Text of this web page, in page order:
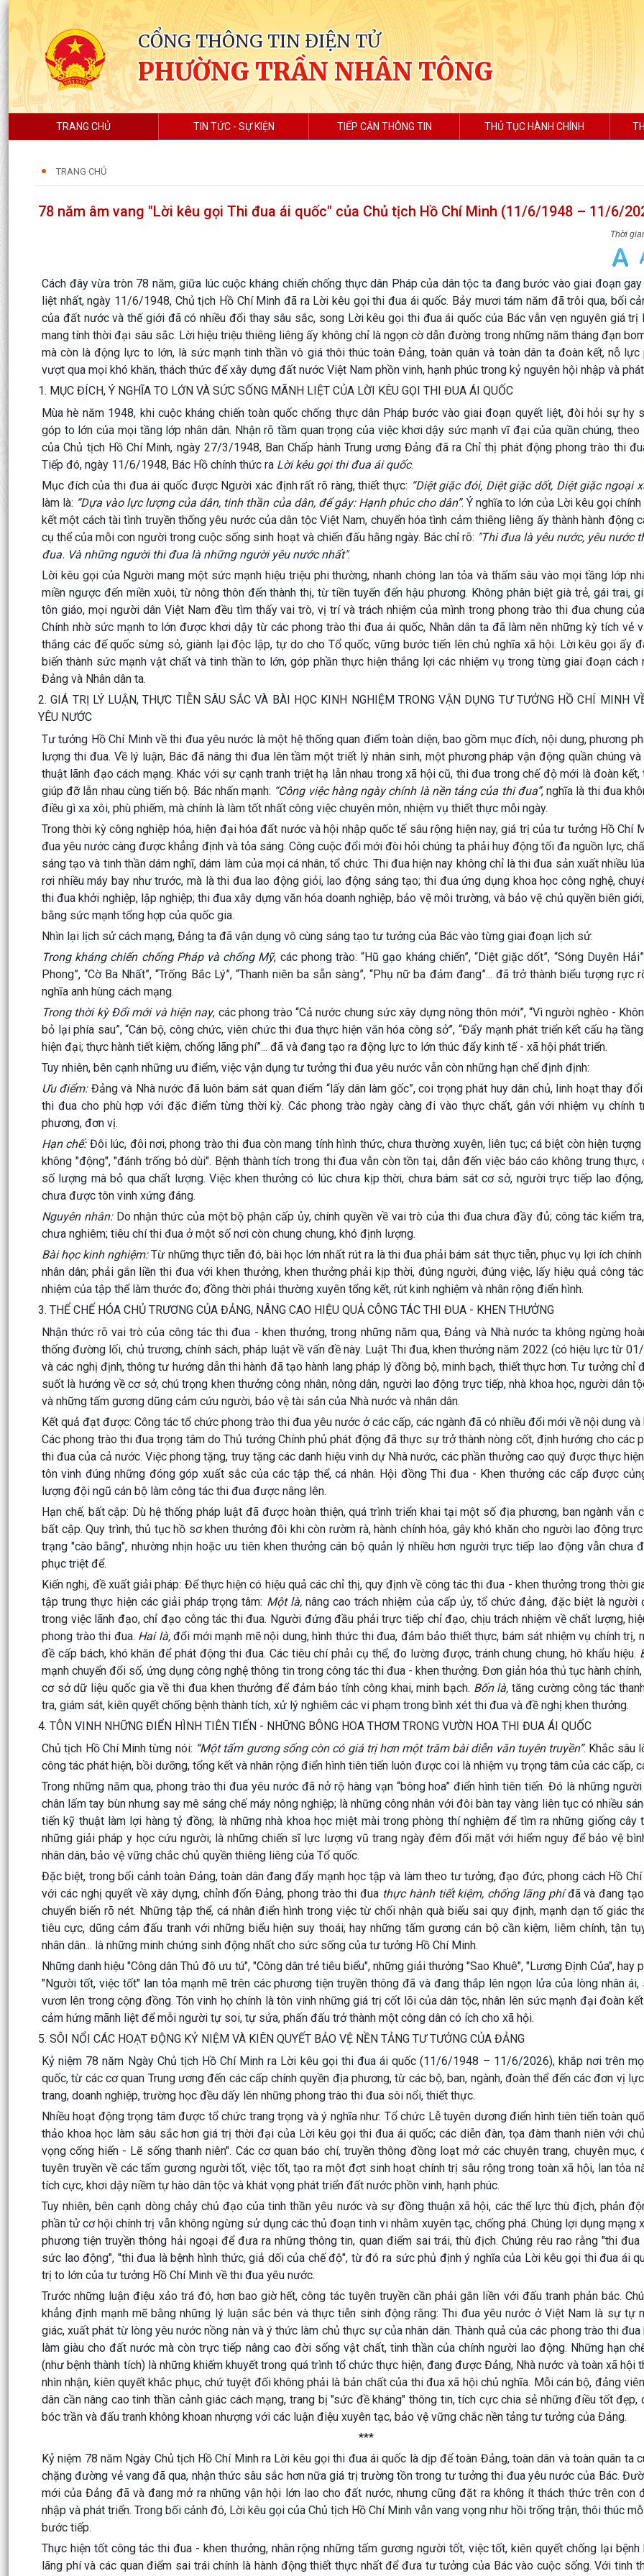
CỔNG THÔNG TIN ĐIỆN TỬ
PHƯỜNG TRẦN NHÂN TÔNG
TRANG CHỦ TIN TỨC - SỰ KIỆN TIẾP CẬN THÔNG TIN THỦ TỤC HÀNH CHÍNH
TRANG CHỦ
78 năm âm vang "Lời kêu gọi Thi đua ái quốc" của Chủ tịch Hồ Chí Minh (11/6/1948 – 11/6/
Cách đây vừa tròn 78 năm, giữa lúc cuộc kháng chiến chống thực dân Pháp của dân tộc ta đang bước vào giai đoạn
liệt nhất, ngày 11/6/1948, Chủ tịch Hồ Chí Minh đã ra Lời kêu gọi thi đua ái quốc. Bảy mươi tám năm đã trôi qua, bối
của đất nước và thế giới đã có nhiều đổi thay sâu sắc, song Lời kêu gọi thi đua ái quốc của Bác vẫn vẹn nguyên giá trị
mang tính thời đại sâu sắc. Lời hiệu triệu thiêng liêng ấy không chỉ là ngọn cờ dẫn đường trong những năm tháng đạn
mà còn là động lực to lớn, là sức mạnh tinh thần vô giá thôi thúc toàn Đảng, toàn quân và toàn dân ta đoàn kết, nỗ lực
vượt qua mọi khó khăn, thách thức để xây dựng đất nước Việt Nam phồn vinh, hạnh phúc trong kỷ nguyên hội nhập và
1. MỤC ĐÍCH, Ý NGHĨA TO LỚN VÀ SỨC SỐNG MÃNH LIỆT CỦA LỜI KÊU GỌI THI ĐUA ÁI QUỐC
Mùa hè năm 1948, khi cuộc kháng chiến toàn quốc chống thực dân Pháp bước vào giai đoạn quyết liệt, đòi hỏi sự hy
góp to lớn của mọi tầng lớp nhân dân. Nhận rõ tầm quan trọng của việc khơi dậy sức mạnh vĩ đại của quần chúng, theo
của Chủ tịch Hồ Chí Minh, ngày 27/3/1948, Ban Chấp hành Trung ương Đảng đã ra Chỉ thị phát động phong trào thi
Tiếp đó, ngày 11/6/1948, Bác Hồ chính thức ra Lời kêu gọi thi đua ái quốc.
Mục đích của thi đua ái quốc được Người xác định rất rõ ràng, thiết thực: “Diệt giặc đói, Diệt giặc dốt, Diệt giặc ngoại
làm là: “Dựa vào lực lượng của dân, tinh thần của dân, để gây: Hạnh phúc cho dân”. Ý nghĩa to lớn của Lời kêu gọi
kết một cách tài tình truyền thống yêu nước của dân tộc Việt Nam, chuyển hóa tình cảm thiêng liêng ấy thành hành động
cụ thể của mỗi con người trong cuộc sống sinh hoạt và chiến đấu hằng ngày. Bác chỉ rõ: "Thi đua là yêu nước, yêu nước
đua. Và những người thi đua là những người yêu nước nhất".
Lời kêu gọi của Người mang một sức mạnh hiệu triệu phi thường, nhanh chóng lan tỏa và thấm sâu vào mọi tầng lớp
miền ngược đến miền xuôi, từ nông thôn đến thành thị, từ tiền tuyến đến hậu phương. Không phân biệt già trẻ, gái trai,
tôn giáo, mọi người dân Việt Nam đều tìm thấy vai trò, vị trí và trách nhiệm của mình trong phong trào thi đua chung
Chính nhờ sức mạnh to lớn được khơi dậy từ các phong trào thi đua ái quốc, Nhân dân ta đã làm nên những kỳ tích vẻ
thắng các đế quốc sừng sỏ, giành lại độc lập, tự do cho Tổ quốc, vững bước tiến lên chủ nghĩa xã hội. Lời kêu gọi ấy
biến thành sức mạnh vật chất và tinh thần to lớn, góp phần thực hiện thắng lợi các nhiệm vụ trong từng giai đoạn cách
Đảng và Nhân dân ta.
2. GIÁ TRỊ LÝ LUẬN, THỰC TIỄN SÂU SẮC VÀ BÀI HỌC KINH NGHIỆM TRONG VẬN DỤNG TƯ TƯỞNG HỒ CHÍ MINH
YÊU NƯỚC
Tư tưởng Hồ Chí Minh về thi đua yêu nước là một hệ thống quan điểm toàn diện, bao gồm mục đích, nội dung, phương
lượng thi đua. Về lý luận, Bác đã nâng thi đua lên tầm một triết lý nhân sinh, một phương pháp vận động quần chúng và
thuật lãnh đạo cách mạng. Khác với sự cạnh tranh triệt hạ lẫn nhau trong xã hội cũ, thi đua trong chế độ mới là đoàn kết,
giúp đỡ lẫn nhau cùng tiến bộ. Bác nhấn mạnh: “Công việc hàng ngày chính là nền tảng của thi đua”, nghĩa là thi đua
điều gì xa xôi, phù phiếm, mà chính là làm tốt nhất công việc chuyên môn, nhiệm vụ thiết thực mỗi ngày.
Trong thời kỳ công nghiệp hóa, hiện đại hóa đất nước và hội nhập quốc tế sâu rộng hiện nay, giá trị của tư tưởng Hồ Chí
đua yêu nước càng được khẳng định và tỏa sáng. Công cuộc đổi mới đòi hỏi chúng ta phải huy động tối đa nguồn lực,
sáng tạo và tinh thần dám nghĩ, dám làm của mọi cá nhân, tổ chức. Thi đua hiện nay không chỉ là thi đua sản xuất nhiều
rơi nhiều máy bay như trước, mà là thi đua lao động giỏi, lao động sáng tạo; thi đua ứng dụng khoa học công nghệ,
thi đua khởi nghiệp, lập nghiệp; thi đua xây dựng văn hóa doanh nghiệp, bảo vệ môi trường, và bảo vệ chủ quyền biên
bằng sức mạnh tổng hợp của quốc gia.
Nhìn lại lịch sử cách mạng, Đảng ta đã vận dụng vô cùng sáng tạo tư tưởng của Bác vào từng giai đoạn lịch sử:
Trong kháng chiến chống Pháp và chống Mỹ, các phong trào: “Hũ gạo kháng chiến”, “Diệt giặc dốt”, “Sóng Duyên
Phong”, “Cờ Ba Nhất”, “Trống Bắc Lý”, “Thanh niên ba sẵn sàng”, “Phụ nữ ba đảm đang”... đã trở thành biểu tượng rực
nghĩa anh hùng cách mạng.
Trong thời kỳ Đổi mới và hiện nay, các phong trào “Cả nước chung sức xây dựng nông thôn mới”, “Vì người nghèo -
bỏ lại phía sau”, “Cán bộ, công chức, viên chức thi đua thực hiện văn hóa công sở”, “Đẩy mạnh phát triển kết cấu hạ
hiện đại; thực hành tiết kiệm, chống lãng phí”... đã và đang tạo ra động lực to lớn thúc đẩy kinh tế - xã hội phát triển.
Tuy nhiên, bên cạnh những ưu điểm, việc vận dụng tư tưởng thi đua yêu nước vẫn còn những hạn chế định định:
Ưu điểm:Đảng và Nhà nước đã luôn bám sát quan điểm “lấy dân làm gốc”, coi trọng phát huy dân chủ, linh hoạt thay
thi đua cho phù hợp với đặc điểm từng thời kỳ. Các phong trào ngày càng đi vào thực chất, gắn với nhiệm vụ chính
phương, đơn vị.
Hạn chế:Đôi lúc, đôi nơi, phong trào thi đua còn mang tính hình thức, chưa thường xuyên, liên tục; cá biệt còn hiện tượng
không "động", "đánh trống bỏ dùi". Bệnh thành tích trong thi đua vẫn còn tồn tại, dẫn đến việc báo cáo không trung thực,
số lượng mà bỏ qua chất lượng. Việc khen thưởng có lúc chưa kịp thời, chưa bám sát cơ sở, người trực tiếp lao
chưa được tôn vinh xứng đáng.
Nguyên nhân:Do nhận thức của một bộ phận cấp ủy, chính quyền về vai trò của thi đua chưa đầy đủ; công tác kiểm
chưa nghiêm; tiêu chí thi đua ở một số nơi còn chung chung, khó định lượng.
Bài học kinh nghiệm:Từ những thực tiễn đó, bài học lớn nhất rút ra là thi đua phải bám sát thực tiễn, phục vụ lợi ích
nhân dân; phải gắn liền thi đua với khen thưởng, khen thưởng phải kịp thời, đúng người, đúng việc, lấy hiệu quả công
nhiệm của tập thể làm thước đo; đồng thời phải thường xuyên tổng kết, rút kinh nghiệm và nhân rộng điển hình.
3. THỂ CHẾ HÓA CHỦ TRƯƠNG CỦA ĐẢNG, NÂNG CAO HIỆU QUẢ CÔNG TÁC THI ĐUA - KHEN THƯỞNG
Nhận thức rõ vai trò của công tác thi đua - khen thưởng, trong những năm qua, Đảng và Nhà nước ta không ngừng
thống đường lối, chủ trương, chính sách, pháp luật về vấn đề này. Luật Thi đua, khen thưởng năm 2022 (có hiệu lực từ
và các nghị định, thông tư hướng dẫn thi hành đã tạo hành lang pháp lý đồng bộ, minh bạch, thiết thực hơn. Tư tưởng chỉ
suốt là hướng về cơ sở, chú trọng khen thưởng công nhân, nông dân, người lao động trực tiếp, nhà khoa học, người dân
và những tấm gương dũng cảm cứu người, bảo vệ tài sản của Nhà nước và nhân dân.
Kết quả đạt được: Công tác tổ chức phong trào thi đua yêu nước ở các cấp, các ngành đã có nhiều đổi mới về nội dung và
Các phong trào thi đua trọng tâm do Thủ tướng Chính phủ phát động đã thực sự trở thành nòng cốt, định hướng cho các
thi đua của cả nước. Việc phong tặng, truy tặng các danh hiệu vinh dự Nhà nước, các phần thưởng cao quý được thực
tôn vinh đúng những đóng góp xuất sắc của các tập thể, cá nhân. Hội đồng Thi đua - Khen thưởng các cấp được
lượng đội ngũ cán bộ làm công tác thi đua được nâng lên.
Hạn chế, bất cập: Dù hệ thống pháp luật đã được hoàn thiện, quá trình triển khai tại một số địa phương, ban ngành vẫn
bất cập. Quy trình, thủ tục hồ sơ khen thưởng đôi khi còn rườm rà, hành chính hóa, gây khó khăn cho người lao động
trạng "cào bằng", nhường nhịn hoặc ưu tiên khen thưởng cán bộ quản lý nhiều hơn người trực tiếp lao động vẫn chưa
phục triệt để.
Kiến nghị, đề xuất giải pháp: Để thực hiện có hiệu quả các chỉ thị, quy định về công tác thi đua - khen thưởng trong thời
tập trung thực hiện các giải pháp trọng tâm: Một là,nâng cao trách nhiệm của cấp ủy, tổ chức đảng, đặc biệt là người
trong việc lãnh đạo, chỉ đạo công tác thi đua. Người đứng đầu phải trực tiếp chỉ đạo, chịu trách nhiệm về chất lượng,
phong trào thi đua. Hai là,đổi mới mạnh mẽ nội dung, hình thức thi đua, đảm bảo thiết thực, bám sát nhiệm vụ chính trị,
đề cấp bách, khó khăn để phát động thi đua. Các tiêu chí phải cụ thể, đo lường được, tránh chung chung, hô khẩu hiệu.
mạnh chuyển đổi số, ứng dụng công nghệ thông tin trong công tác thi đua - khen thưởng. Đơn giản hóa thủ tục hành
cơ sở dữ liệu quốc gia về thi đua khen thưởng để đảm bảo tính công khai, minh bạch. Bốn là, tăng cường công tác
tra, giám sát, kiên quyết chống bệnh thành tích, xử lý nghiêm các vi phạm trong bình xét thi đua và đề nghị khen thưởng.
4. TÔN VINH NHỮNG ĐIỂN HÌNH TIÊN TIẾN - NHỮNG BÔNG HOA THƠM TRONG VƯỜN HOA THI ĐUA ÁI QUỐC
Chủ tịch Hồ Chí Minh từng nói: “Một tấm gương sống còn có giá trị hơn một trăm bài diễn văn tuyên truyền”. Khắc sâu
công tác phát hiện, bồi dưỡng, tổng kết và nhân rộng điển hình tiên tiến luôn được coi là nhiệm vụ trọng tâm của các cấp,
Trong những năm qua, phong trào thi đua yêu nước đã nở rộ hàng vạn “bông hoa” điển hình tiên tiến. Đó là những
chân lấm tay bùn nhưng say mê sáng chế máy nông nghiệp; là những công nhân với đôi bàn tay vàng liên tục có nhiều
tiến kỹ thuật làm lợi hàng tỷ đồng; là những nhà khoa học miệt mài trong phòng thí nghiệm để tìm ra những giống cây
những giải pháp y học cứu người; là những chiến sĩ lực lượng vũ trang ngày đêm đối mặt với hiểm nguy để bảo vệ
nhân dân, bảo vệ vững chắc chủ quyền thiêng liêng của Tổ quốc.
Đặc biệt, trong bối cảnh toàn Đảng, toàn dân đang đẩy mạnh học tập và làm theo tư tưởng, đạo đức, phong cách Hồ
với các nghị quyết về xây dựng, chỉnh đốn Đảng, phong trào thi đua thực hành tiết kiệm, chống lãng phíđã và đang
chuyển biến rõ nét. Những tập thể, cá nhân điển hình trong việc từ chối nhận quà biếu sai quy định, mạnh dạn tố giác
tiêu cực, dũng cảm đấu tranh với những biểu hiện suy thoái; hay những tấm gương cán bộ cần kiệm, liêm chính, tận
nhân dân... là những minh chứng sinh động nhất cho sức sống của tư tưởng Hồ Chí Minh.
Những danh hiệu "Công dân Thủ đô ưu tú", "Công dân trẻ tiêu biểu", những giải thưởng "Sao Khuê", "Lương Định Của", hay
"Người tốt, việc tốt" lan tỏa mạnh mẽ trên các phương tiện truyền thông đã và đang thắp lên ngọn lửa của lòng nhân
vươn lên trong cộng đồng. Tôn vinh họ chính là tôn vinh những giá trị cốt lõi của dân tộc, nhân lên sức mạnh đại đoàn
cảm hứng mãnh liệt để mỗi người tự soi, tự sửa, phấn đấu trở thành một công dân có ích cho xã hội.
5. SÔI NỔI CÁC HOẠT ĐỘNG KỶ NIỆM VÀ KIÊN QUYẾT BẢO VỆ NỀN TẢNG TƯ TƯỞNG CỦA ĐẢNG
Kỷ niệm 78 năm Ngày Chủ tịch Hồ Chí Minh ra Lời kêu gọi thi đua ái quốc (11/6/1948 – 11/6/2026), khắp nơi trên
quốc, từ các cơ quan Trung ương đến các cấp chính quyền địa phương, từ các bộ, ban, ngành, đoàn thể đến các đơn vị
trang, doanh nghiệp, trường học đều dấy lên những phong trào thi đua sôi nổi, thiết thực.
Nhiều hoạt động trọng tâm được tổ chức trang trọng và ý nghĩa như: Tổ chức Lễ tuyên dương điển hình tiên tiến toàn
thảo khoa học làm sâu sắc hơn giá trị thời đại của Lời kêu gọi thi đua ái quốc; các diễn đàn, tọa đàm thanh niên với
vọng cống hiến - Lẽ sống thanh niên". Các cơ quan báo chí, truyền thông đồng loạt mở các chuyên trang, chuyên mục,
tuyên truyền về các tấm gương người tốt, việc tốt, tạo ra một đợt sinh hoạt chính trị sâu rộng trong toàn xã hội, lan tỏa
tích cực, khơi dậy niềm tự hào dân tộc và khát vọng phát triển đất nước phồn vinh, hạnh phúc.
Tuy nhiên, bên cạnh dòng chảy chủ đạo của tinh thần yêu nước và sự đồng thuận xã hội, các thế lực thù địch, phản
phần tử cơ hội chính trị vẫn không ngừng sử dụng các thủ đoạn tinh vi nhằm xuyên tạc, chống phá. Chúng lợi dụng mạng
phương tiện truyền thông hải ngoại để đưa ra những thông tin, quan điểm sai trái, thù địch. Chúng rêu rao rằng "thi
sức lao động", "thi đua là bệnh hình thức, giả dối của chế độ", từ đó ra sức phủ định ý nghĩa của Lời kêu gọi thi đua ái
trị to lớn của tư tưởng Hồ Chí Minh về thi đua yêu nước.
Trước những luận điệu xảo trá đó, hơn bao giờ hết, công tác tuyên truyền cần phải gắn liền với đấu tranh phản bác.
khẳng định mạnh mẽ bằng những lý luận sắc bén và thực tiễn sinh động rằng: Thi đua yêu nước ở Việt Nam là sự tự
giác, xuất phát từ lòng yêu nước nồng nàn và ý thức làm chủ thực sự của nhân dân. Thành quả của các phong trào thi đua
làm giàu cho đất nước mà còn trực tiếp nâng cao đời sống vật chất, tinh thần của chính người lao động. Những hạn
(như bệnh thành tích) là những khiếm khuyết trong quá trình tổ chức thực hiện, đang được Đảng, Nhà nước và toàn xã hội
nhìn nhận, kiên quyết khắc phục, chứ tuyệt đối không phải là bản chất của thi đua xã hội chủ nghĩa. Mỗi cán bộ, đảng
dân cần nâng cao tinh thần cảnh giác cách mạng, trang bị "sức đề kháng" thông tin, tích cực chia sẻ những điều tốt đẹp,
bóc trần và đấu tranh không khoan nhượng với các luận điệu xuyên tạc, bảo vệ vững chắc nền tảng tư tưởng của Đảng.
***
Kỷ niệm 78 năm Ngày Chủ tịch Hồ Chí Minh ra Lời kêu gọi thi đua ái quốc là dịp để toàn Đảng, toàn dân và toàn quân ta
chặng đường vẻ vang đã qua, nhận thức sâu sắc hơn nữa giá trị trường tồn trong tư tưởng thi đua yêu nước của Bác.
mới của Đảng đã và đang mở ra những vận hội lớn lao cho đất nước, nhưng cũng đặt ra không ít thách thức trên con
nhập và phát triển. Trong bối cảnh đó, Lời kêu gọi của Chủ tịch Hồ Chí Minh vẫn vang vọng như hồi trống trận, thôi thúc
bước tiếp.
Thực hiện tốt công tác thi đua - khen thưởng, nhân rộng những tấm gương người tốt, việc tốt, kiên quyết chống lại bệnh
lãng phí và các quan điểm sai trái chính là hành động thiết thực nhất để đưa tư tưởng của Bác vào cuộc sống. Với tinh